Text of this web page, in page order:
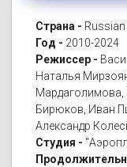
Страна -
Год - 2010-2024
Режиссер -
Наталья
Мардаголимова,
Бирюков, Иван
Александр
Студия -